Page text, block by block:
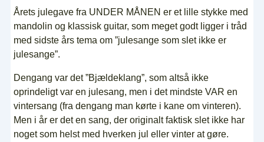
Årets julegave fra UNDER MÅNEN er et lille stykke med
mandolin og klassisk guitar, som meget godt ligger i tråd
med sidste års tema om ”julesange som slet ikke er
julesange”.
Dengang var det ”Bjældeklang”, som altså ikke
oprindeligt var en julesang, men i det mindste VAR en
vintersang (fra dengang man kørte i kane om vinteren).
Men i år er det en sang, der originalt faktisk slet ikke har
noget som helst med hverken jul eller vinter at gøre.